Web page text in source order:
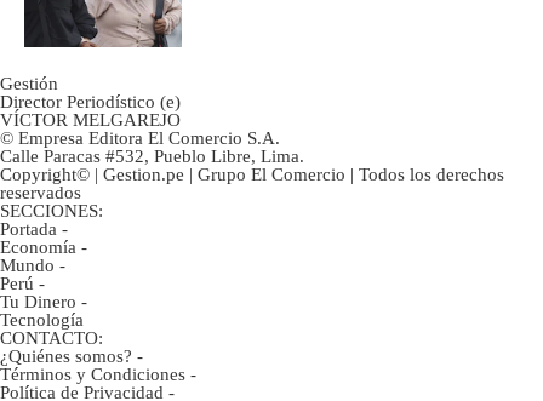
Gestión
Director Periodístico (e)
VÍCTOR MELGAREJO
© Empresa Editora El Comercio S.A.
Calle Paracas #532, Pueblo Libre, Lima.
Copyright© | Gestion.pe | Grupo El Comercio | Todos los derechos
reservados
SECCIONES:
Portada -
Economía -
Mundo -
Perú -
Tu Dinero -
Tecnología
CONTACTO:
¿Quiénes somos? -
Términos y Condiciones -
Política de Privacidad -